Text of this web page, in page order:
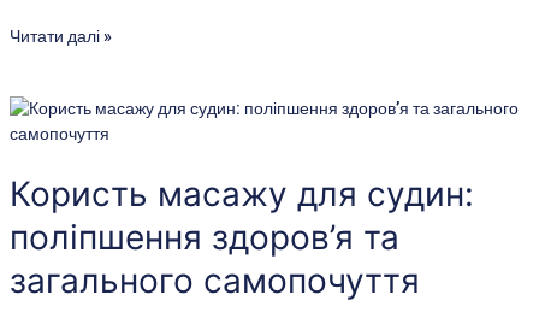
Читати далі »
Користь масажу для судин:
поліпшення здоров’я та
загального самопочуття
Користь
масажу
судин:
поліпшення
здоров’я
загального